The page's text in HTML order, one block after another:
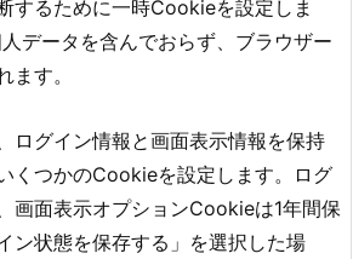
するために一時Cookieを設定しま
データを含んでおらず、ブラウザー
ます。
ログイン情報と画面表示情報を保持
くつかのCookieを設定します。ログ
画面表示オプションCookieは1年間保
ン状態を保存する」を選択した場